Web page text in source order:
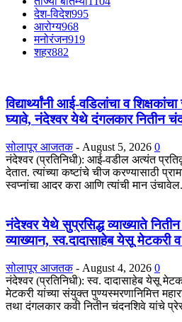
देश-विदेश995
आरोग्य968
मनोरंजन919
शहर882
विद्यार्थ्यांनी आई-वडिलांचा व
घ्यावे, नंदेश्वर येथे दंगलकार नितीन
सोलापूर आजतक - August 5, 2026 0
नंदेश्वर (प्रतिनिधी): आई-वडील अत्यंत
देतात. त्यांच्या कष्टांचे चीज करण्यासाठी
स्वप्नांचा आदर करा आणि त्यांची मान
नंदेश्वर येथे सुप्रसिद्ध व्याख्याते
व्याख्यान, स्व.दादासाहेब येसू मेटकरी
सोलापूर आजतक - August 4, 2026 0
नंदेश्वर (प्रतिनिधी): स्व. दादासाहेब येसू
मेटकरी यांच्या संयुक्त पुण्यस्मरणानिमित्त
तथा दंगलकार कवी नितीन चंदनशिवे यांचे